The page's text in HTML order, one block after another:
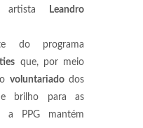
artista
Leandro
do programa
que, por meio
voluntariadodos
brilho para as
a PPG mantém